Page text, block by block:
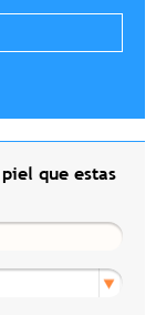
que estas